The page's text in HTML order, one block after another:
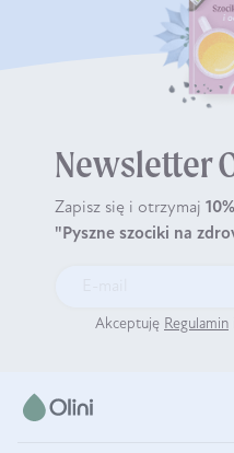
Newsletter
Zapisz się i otrzymaj
"Pyszne szociki na
Akceptuję Regulamin